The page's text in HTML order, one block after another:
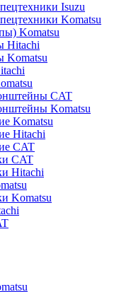
Isuzu
Komatsu
Komatsu
Hitachi
Komatsu
CAT
Komatsu
Komatsu
Hitachi
CAT
CAT
Hitachi
Komatsu